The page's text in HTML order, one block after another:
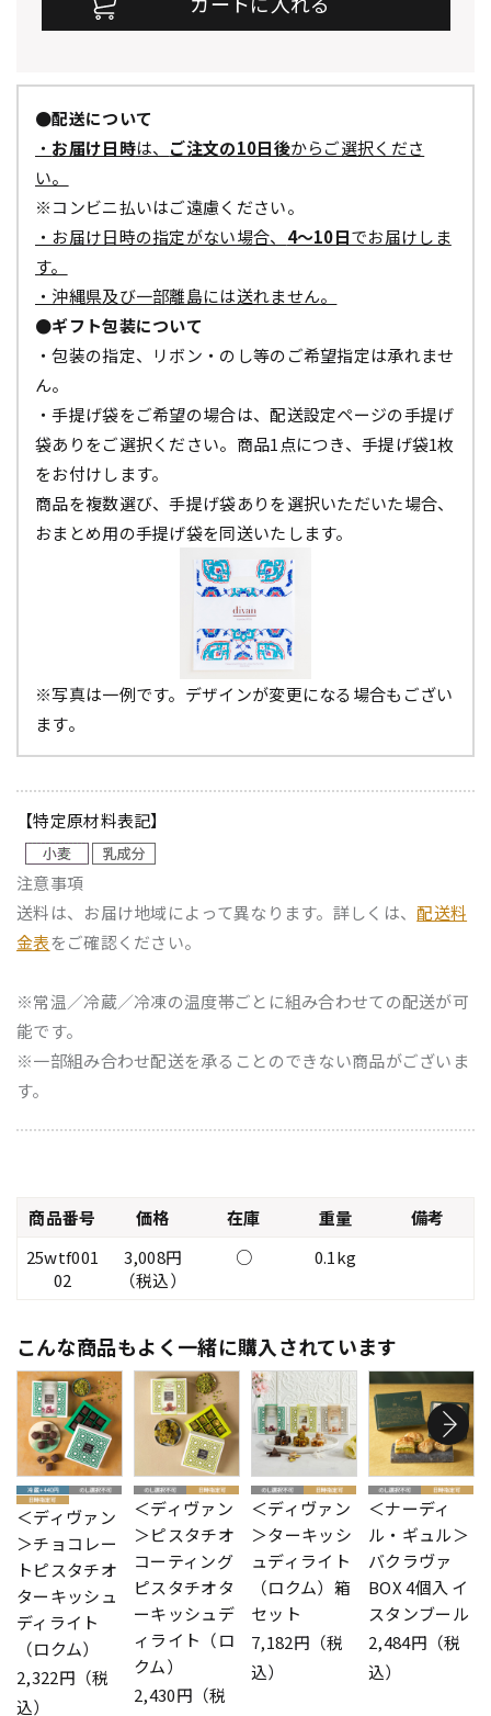
●配送について
・ お届け日時は、 ご注文の10日後からご選択くださ
い。
※コンビニ払いはご遠慮ください。
・お届け日時の指定がない場合、 4～10日でお届けしま
す。
・沖縄県及び一部離島には送れません。
●ギフト包装について
・包装の指定、リボン・のし等のご希望指定は承れませ
ん。
・手提げ袋をご希望の場合は、配送設定ページの手提げ
袋ありをご選択ください。商品1点につき、手提げ袋1枚
をお付けします。
商品を複数選び、手提げ袋ありを選択いただいた場合、
おまとめ用の手提げ袋を同送いたします。
※写真は一例です。デザインが変更になる場合もござい
ます。
【特定原材料表記】
注意事項
送料は、お届け地域によって異なります。詳しくは、配送料
金表をご確認ください。
※常温／冷蔵／冷凍の温度帯ごとに組み合わせての配送が可
能です。
※一部組み合わせ配送を承ることのできない商品がございま
す。
商品番号 価格 在庫 重量
備考
25wtf001
02
3,008円
（税込）
○ 0.1kg
こんな商品もよく一緒に購入されています
＜ディヴァン
＞チョコレー
トピスタチオ
ターキッシュ
ディライト
（ロクム）
2,322円（税
込）
＜ディヴァン
＞ピスタチオ
コーティング
ピスタチオタ
ーキッシュデ
ィライト（ロ
クム）
2,430円（税
＜ディヴァン
＞ターキッシ
ュディライト
（ロクム）箱
セット
7,182円（税
込）
＜ナーディ
ル・ギュル＞
バクラヴァ
BOX 4個入 イ
スタンブール
2,484円（税
込）